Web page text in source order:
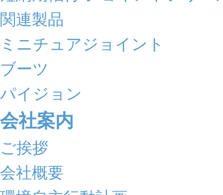
関連製品
ミニチュアジョイント
ブーツ
パイジョン
会社案内
ご挨拶
会社概要